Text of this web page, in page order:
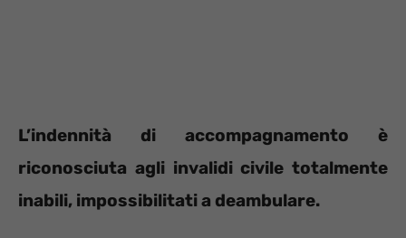
L’indennità di accompagnamento è
riconosciuta agli invalidi civile totalmente
inabili, impossibilitati a deambulare.